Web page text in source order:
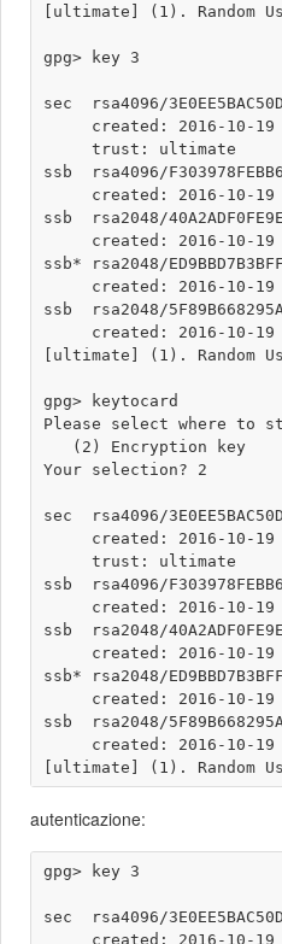
[ultimate] (1). Random
gpg> key 3
sec  rsa4096/
created: 2016-10-
trust: ultimate
ssb  rsa4096/
created: 2016-10-
ssb  rsa2048/
created: 2016-10-
ssb* rsa2048/
created: 2016-10-
ssb  rsa2048/
created: 2016-10-
[ultimate] (1). Random
gpg> keytocard
Please select where to
   (2) Encryption key
Your selection? 2
sec  rsa4096/
created: 2016-10-
trust: ultimate
ssb  rsa4096/
created: 2016-10-
ssb  rsa2048/
created: 2016-10-
ssb* rsa2048/
created: 2016-10-
ssb  rsa2048/
created: 2016-10-
autenticazione:
gpg> key 3
sec  rsa4096/
created: 2016-10-